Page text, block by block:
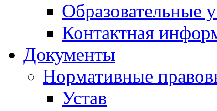
Образовательные
Контактная
Документы
Нормативные
Устав